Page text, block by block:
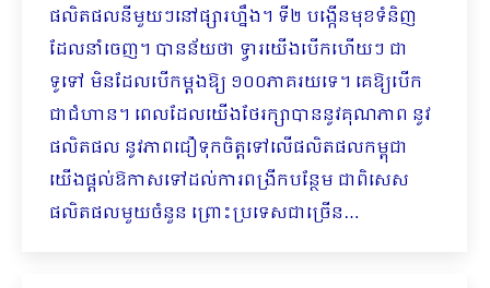
ផលិត​ផលនីមួយៗនៅផ្សារហ្នឹង។ ទី២ បង្កើនមុខទំនិញ
ដែលនាំចេញ។ បានន័យថា ទ្វារយើងបើកហើយៗ ជា
ទូទៅ មិនដែលបើកម្ដងឱ្យ​ ១០០ភាគរយទេ។ គេឱ្យបើក
ជាជំហាន។ ពេលដែលយើងថែរក្សាបាននូវគុណភាព នូវ
ផលិតផល នូវភាពជឿទុកចិត្តទៅលើផលិតផលកម្ពុជា
យើងផ្ដល់ឱកាសទៅដល់ការពង្រីកបន្ថែម ជាពិ​សេស
ផលិតផលមួយចំនួន ព្រោះប្រទេសជាច្រើន…